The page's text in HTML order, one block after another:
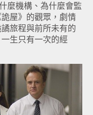
麼機構、為什麼會監
屋》的觀眾，劇情
旅程與前所未有的
生只有一次的經